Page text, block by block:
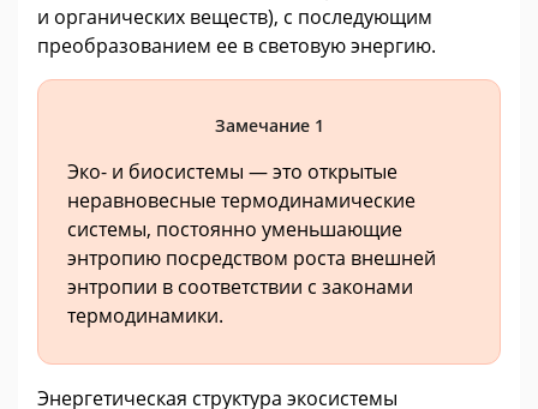
и органических веществ), с последующим
преобразованием ее в световую энергию.
Замечание 1
Эко- и биосистемы — это открытые
неравновесные термодинамические
системы, постоянно уменьшающие
энтропию посредством роста внешней
энтропии в соответствии с законами
термодинамики.
Энергетическая структура экосистемы